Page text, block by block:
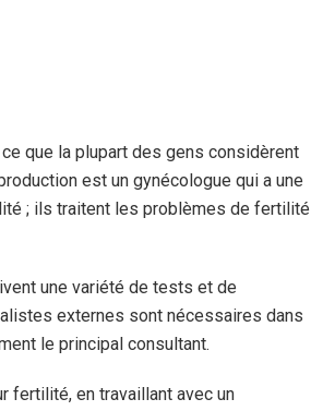
que la plupart des gens considèrent
est un gynécologue qui a une
; ils traitent les problèmes de fertilité
une variété de tests et de
externes sont nécessaires dans
le principal consultant.
fertilité, en travaillant avec un